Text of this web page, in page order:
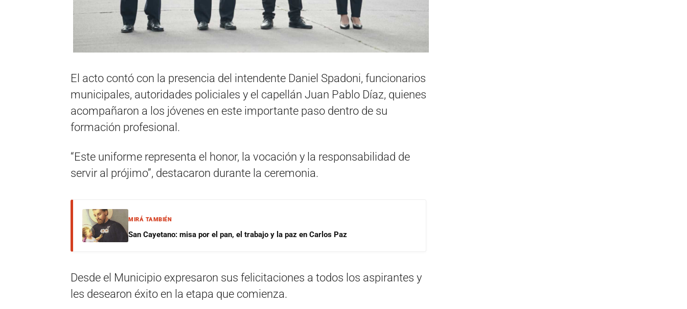
El acto contó con la presencia del intendente Daniel Spadoni, funcionarios
municipales, autoridades policiales y el capellán Juan Pablo Díaz, quienes
acompañaron a los jóvenes en este importante paso dentro de su
formación profesional.
“Este uniforme representa el honor, la vocación y la responsabilidad de
servir al prójimo”, destacaron durante la ceremonia.
MIRÁ TAMBIÉN
San Cayetano: misa por el pan, el trabajo y la paz en Carlos Paz
Desde el Municipio expresaron sus felicitaciones a todos los aspirantes y
les desearon éxito en la etapa que comienza.